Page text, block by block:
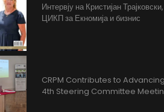
Интервју на Кристијан
ЦИКП за Екномија и бизнис
CRPM Contributes to
4th Steering Committee